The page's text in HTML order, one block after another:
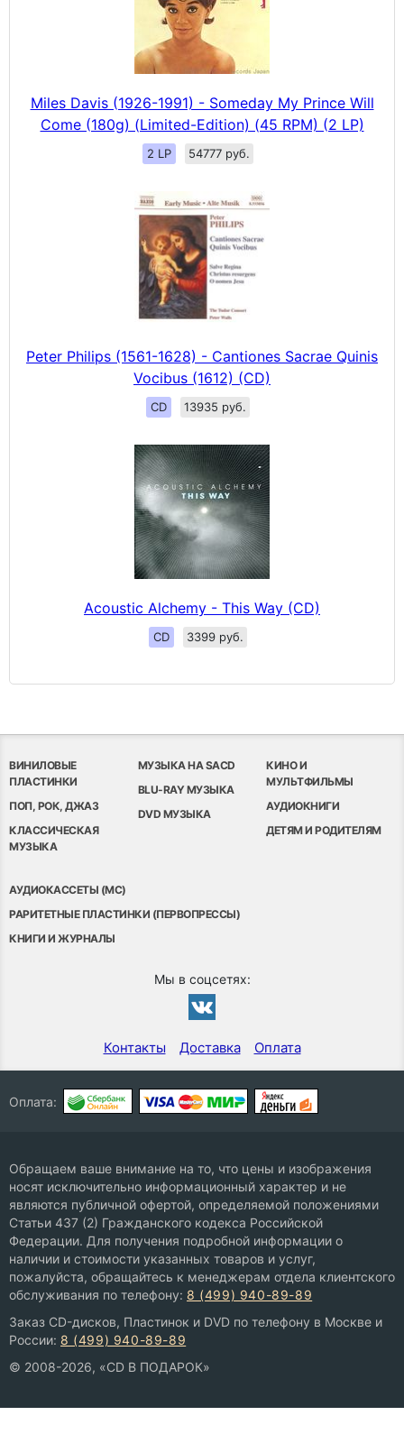
Miles Davis (1926-1991) - Someday My Prince Will
Come (180g) (Limited-Edition) (45 RPM) (2 LP)
2 LP 54777 руб.
Peter Philips (1561-1628) - Cantiones Sacrae Quinis
Vocibus (1612) (CD)
CD 13935 руб.
Acoustic Alchemy - This Way (CD)
CD 3399 руб.
ВИНИЛОВЫЕ
ПЛАСТИНКИ
ПОП, РОК, ДЖАЗ
КЛАССИЧЕСКАЯ
МУЗЫКА
МУЗЫКА НА SACD
BLU-RAY МУЗЫКА
DVD МУЗЫКА
КИНО И
МУЛЬТФИЛЬМЫ
АУДИОКНИГИ
ДЕТЯМ И РОДИТЕЛЯМ
АУДИОКАССЕТЫ (MC)
РАРИТЕТНЫЕ ПЛАСТИНКИ (ПЕРВОПРЕССЫ)
КНИГИ И ЖУРНАЛЫ
Мы в соцсетях:
Контакты Доставка Оплата
Оплата:
Обращаем ваше внимание на то, что цены и изображения
носят исключительно информационный характер и не
являются публичной офертой, определяемой положениями
Статьи 437 (2) Гражданского кодекса Российской
Федерации. Для получения подробной информации о
наличии и стоимости указанных товаров и услуг,
пожалуйста, обращайтесь к менеджерам отдела клиентского
обслуживания по телефону: 8 (499) 940-89-89
Заказ CD-дисков, Пластинок и DVD по телефону в Москве и
России: 8 (499) 940-89-89
© 2008-2026, «CD В ПОДАРОК»